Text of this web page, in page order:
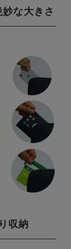
な大きさ
収納